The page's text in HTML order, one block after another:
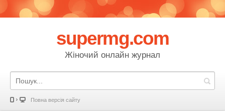
supermg.com
Жіночий онлайн журнал
Повна версія сайту